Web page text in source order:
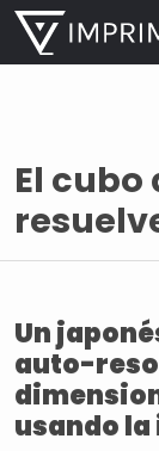
El cubo
Un
auto-
usando